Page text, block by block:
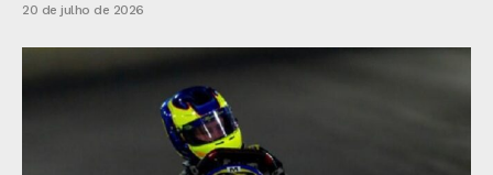
20 de julho de 2026